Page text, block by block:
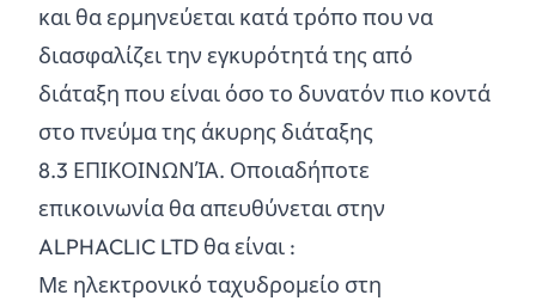
και θα ερμηνεύεται κατά τρόπο που να
διασφαλίζει την εγκυρότητά της από
διάταξη που είναι όσο το δυνατόν πιο κοντά
στο πνεύμα της άκυρης διάταξης
8.3 ΕΠΙΚΟΙΝΩΝΊΑ. Οποιαδήποτε
επικοινωνία θα απευθύνεται στην
ALPHACLIC LTD θα είναι :
Με ηλεκτρονικό ταχυδρομείο στη